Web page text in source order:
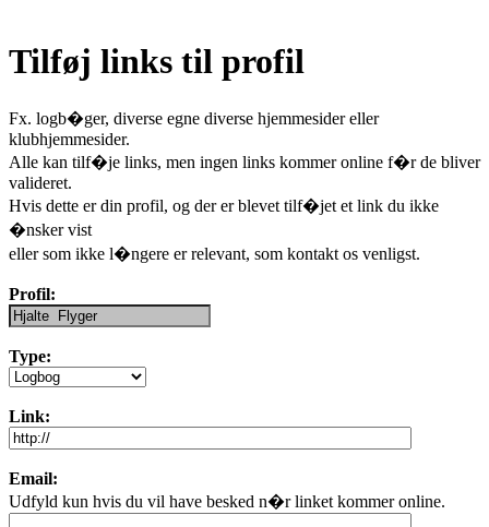
Tilføj links til profil
Fx. logb�ger, diverse egne diverse hjemmesider eller
klubhjemmesider.
Alle kan tilf�je links, men ingen links kommer online f�r de bliver
valideret.
Hvis dette er din profil, og der er blevet tilf�jet et link du ikke
�nsker vist
eller som ikke l�ngere er relevant, som kontakt os venligst.
Profil:
Type:
Link:
Email:
Udfyld kun hvis du vil have besked n�r linket kommer online.